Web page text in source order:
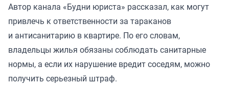
Автор канала «Будни юриста» рассказал, как могут
привлечь к ответственности за тараканов
и антисанитарию в квартире. По его словам,
владельцы жилья обязаны соблюдать санитарные
нормы, а если их нарушение вредит соседям, можно
получить серьезный штраф.